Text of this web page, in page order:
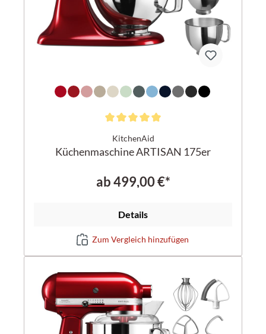
KitchenAid
Küchenmaschine ARTISAN 175er
ab499,00 €*
Details
Zum Vergleich hinzufügen